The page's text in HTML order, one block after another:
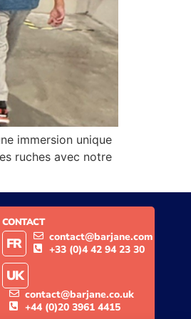
immersion unique
ruches avec notre
CONTACT
FR
contact@barjane.com
+33 (0)4 42 94 23 30
UK
contact@barjane.co.uk
+44 (0)20 3961 4415